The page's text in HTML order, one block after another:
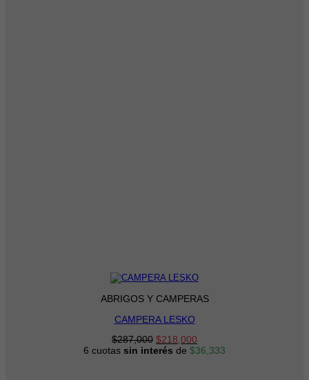
ABRIGOS Y CAMPERAS
CAMPERA LESKO
$287,000 El
precio
$218,000
precio
6 cuotas sin interés de $36,333